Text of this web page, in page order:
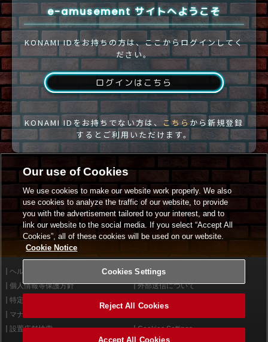
e-amusement サイトへようこそ
KONAMI IDをお持ちの方は、ここからログインしてく
ださい。
ログインはこちら
KONAMI IDをお持ちでない方は、 こちらから新規登録
するとご利用いただけます。
ヘルプ
利用規約
個人情報等保護方針
外部送信について
特定商取引法に基づく表示
マナー＆ルール
設置店舗検索
Cookies Settings
Our use of Cookies
We use cookies to make our website work properly. We also
use cookies to analyze the traffic of our website, to provide
you with the advertisement tailored to your interest, and to
link our website to the social media. If you select “Accept All
Cookies”, all of these cookies will be used on our website.
Cookie Notice
Cookies Settings
Reject All Cookies
Accept All Cookies